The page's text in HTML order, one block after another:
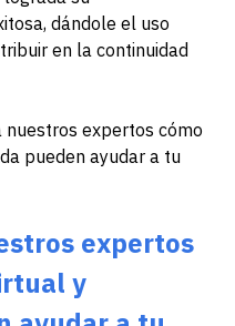
dándole el uso
en la continuidad
expertos cómo
pueden ayudar a tu
expertos
y